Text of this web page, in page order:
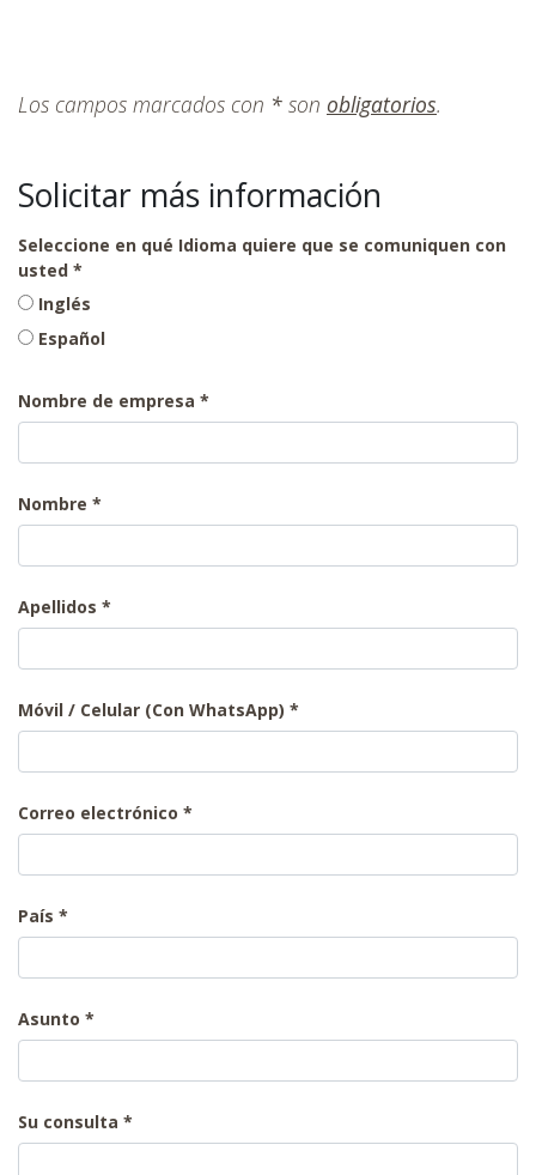
Los campos marcados con * son obligatorios.
Solicitar más información
Seleccione en qué Idioma quiere que se comuniquen con
usted
Inglés
Español
Nombre de empresa
Nombre
Apellidos
Móvil / Celular (Con WhatsApp)
Correo electrónico
País
Asunto
Su consulta